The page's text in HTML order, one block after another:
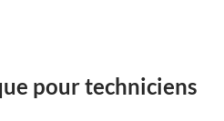
pour techniciens